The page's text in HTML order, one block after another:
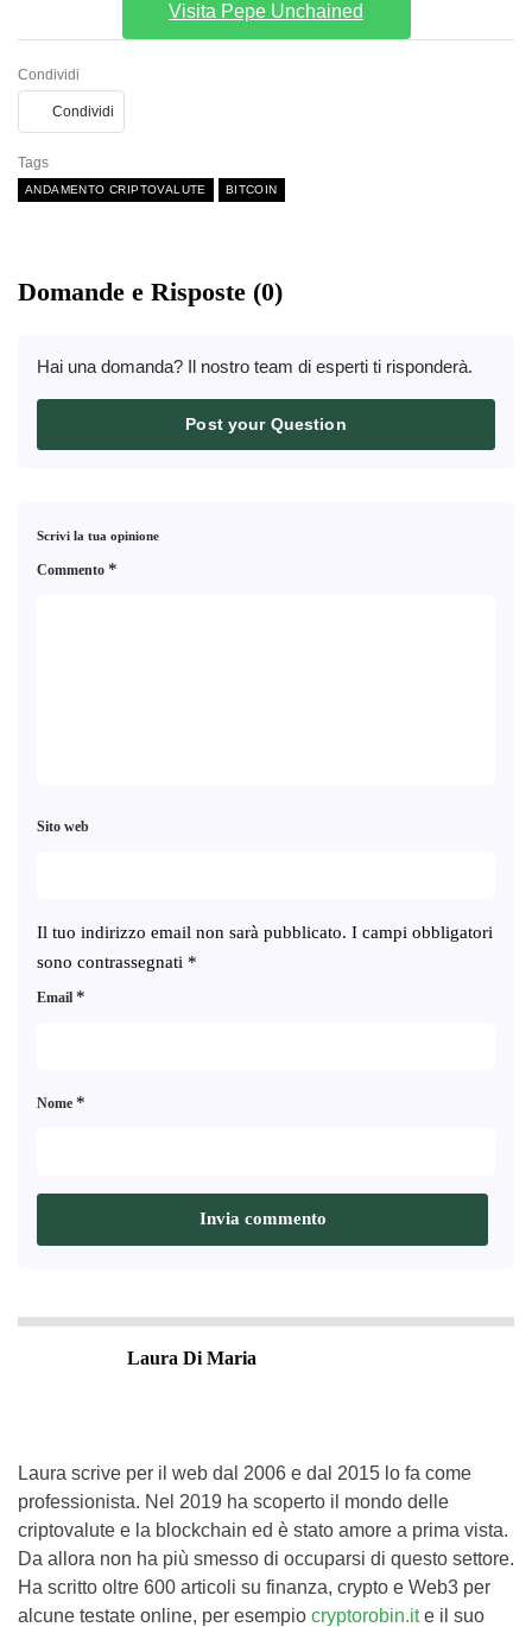
Visita Pepe Unchained
Condividi
Condividi
Tags
ANDAMENTO CRIPTOVALUTE BITCOIN
Domande e Risposte (0)
Hai una domanda? Il nostro team di esperti ti risponderà.
Post your Question
Scrivi la tua opinione
Il tuo indirizzo email non sarà pubblicato. I campi obbligatori
sono contrassegnati *
Commento *
Nome *
Email *
Sito web
Laura Di Maria
Laura scrive per il web dal 2006 e dal 2015 lo fa come
professionista. Nel 2019 ha scoperto il mondo delle
criptovalute e la blockchain ed è stato amore a prima vista.
Da allora non ha più smesso di occuparsi di questo settore.
Ha scritto oltre 600 articoli su finanza, crypto e Web3 per
alcune testate online, per esempio cryptorobin.it e il suo